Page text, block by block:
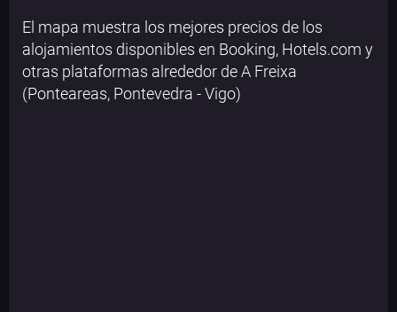
El mapa muestra los mejores precios de los
alojamientos disponibles en Booking, Hotels.com y
otras plataformas alrededor de A Freixa
(Ponteareas, Pontevedra - Vigo)